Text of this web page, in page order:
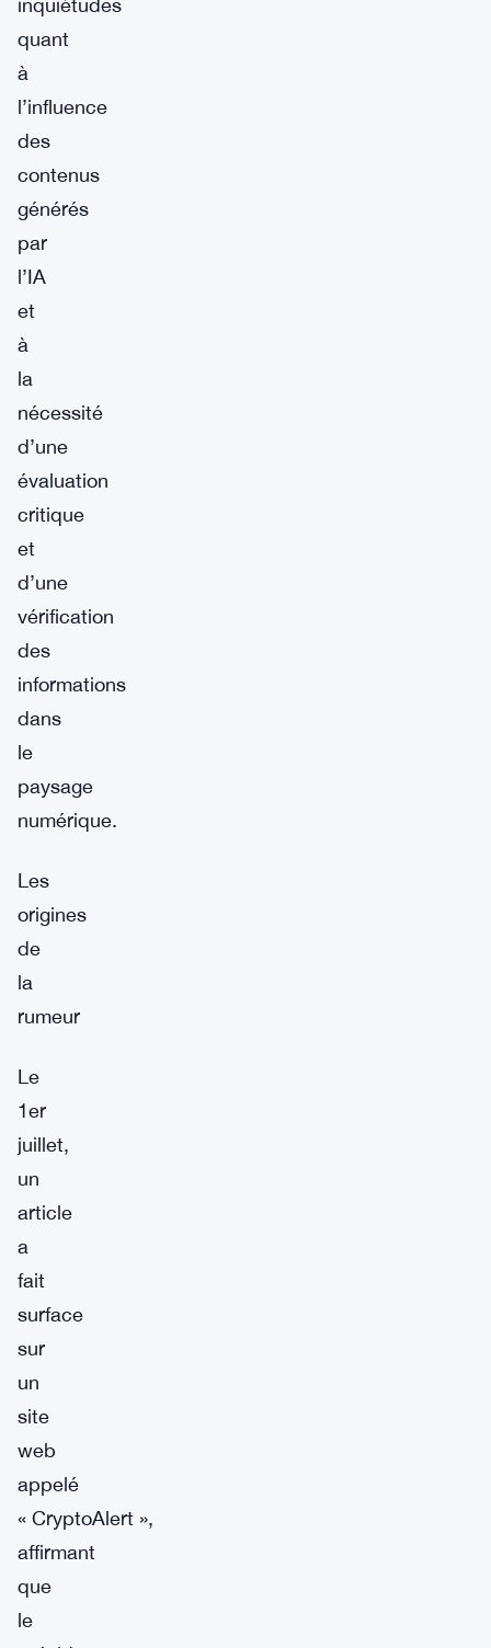
inquiétudes
quant
à
l’influence
des
contenus
générés
par
l’IA
et
à
la
nécessité
d’une
évaluation
critique
et
d’une
vérification
des
informations
dans
le
paysage
numérique.
Les
origines
de
la
rumeur
Le
1er
juillet,
un
article
a
fait
surface
sur
un
site
web
appelé
« CryptoAlert »,
affirmant
que
le